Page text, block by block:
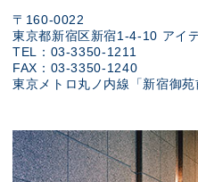
〒160-0022
東京都新宿区新宿1-4-10 アイ
TEL：03-3350-1211
FAX：03-3350-1240
東京メトロ丸ノ内線「新宿御